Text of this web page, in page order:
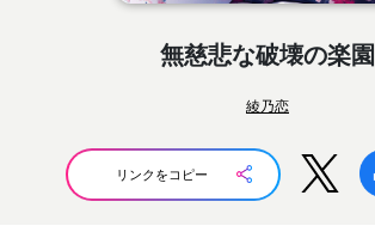
無慈悲な破壊の楽園
綾乃恋
リンクをコピー